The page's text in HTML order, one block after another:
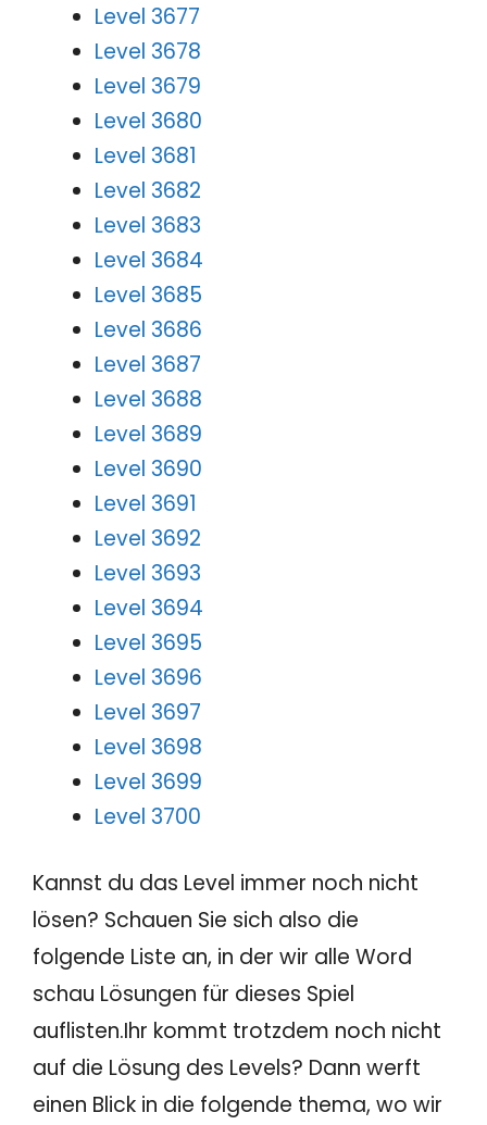
Level 3677
Level 3678
Level 3679
Level 3680
Level 3681
Level 3682
Level 3683
Level 3684
Level 3685
Level 3686
Level 3687
Level 3688
Level 3689
Level 3690
Level 3691
Level 3692
Level 3693
Level 3694
Level 3695
Level 3696
Level 3697
Level 3698
Level 3699
Level 3700
Kannst du das Level immer noch nicht
lösen? Schauen Sie sich also die
folgende Liste an, in der wir alle Word
schau Lösungen für dieses Spiel
auflisten.Ihr kommt trotzdem noch nicht
auf die Lösung des Levels? Dann werft
einen Blick in die folgende thema, wo wir